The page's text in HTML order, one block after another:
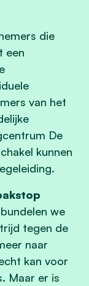
die
een
van het
De
kunnen
bundelen we
tegen de
naar
kan voor
Maar er is